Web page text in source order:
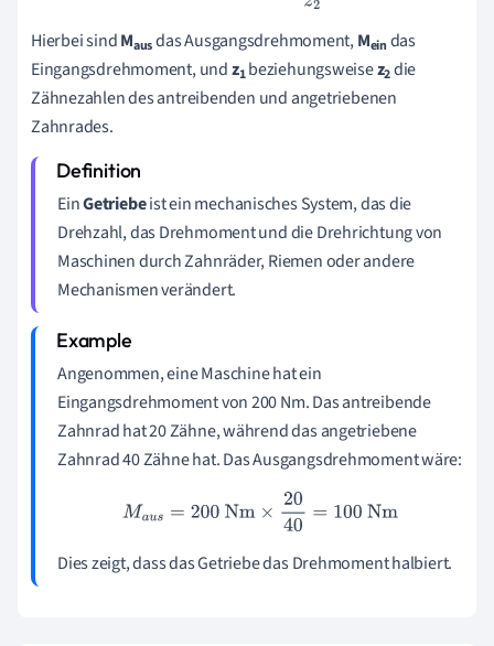
Hierbei sindMausdas Ausgangsdrehmoment,Meindas
Eingangsdrehmoment, undz1 beziehungsweisez2die
Zähnezahlen des antreibenden und angetriebenen
Zahnrades.
EinGetriebeist ein mechanisches System, das die
Drehzahl, das Drehmoment und die Drehrichtung von
Maschinen durch Zahnräder, Riemen oder andere
Mechanismen verändert.
Angenommen, eine Maschine hat ein
Eingangsdrehmoment von 200 Nm. Das antreibende
Zahnrad hat 20 Zähne, während das angetriebene
Zahnrad 40 Zähne hat. Das Ausgangsdrehmoment wäre:
au s=200Nm ×2040= 100Nm
Dies zeigt, dass das Getriebe das Drehmoment halbiert.